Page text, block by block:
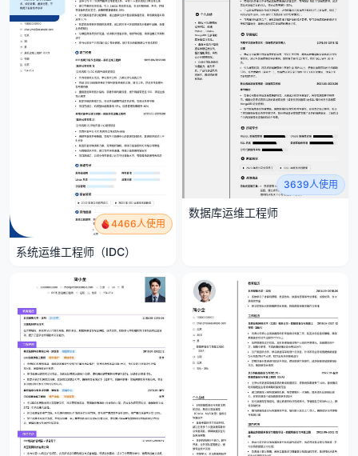
4466人使用
系统运维工程师（IDC）
3639人使用
数据库运维工程师